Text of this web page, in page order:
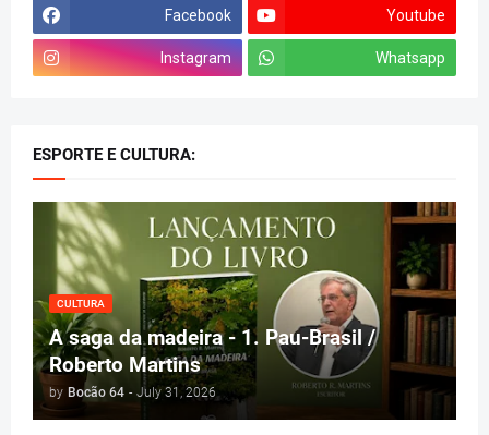
Facebook Youtube
Instagram Whatsapp
ESPORTE E CULTURA:
CULTURA
A saga da madeira - 1. Pau-Brasil /
Roberto Martins
by Bocão 64 - July 31, 2026